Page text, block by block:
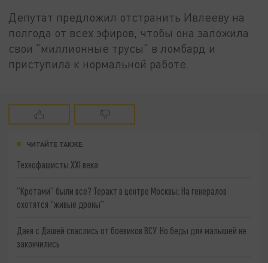
Депутат предложил отстранить Ивлееву на
полгода от всех эфиров, чтобы она заложила
свои "миллионные трусы" в ломбард и
приступила к нормальной работе.
ЧИТАЙТЕ ТАКЖЕ:
Технофашисты XXI века
"Кротами" были все? Теракт в центре Москвы: На генералов
охотятся "живые дроны"
Даня с Дашей спаслись от боевиков ВСУ. Но беды для малышей не
закончились